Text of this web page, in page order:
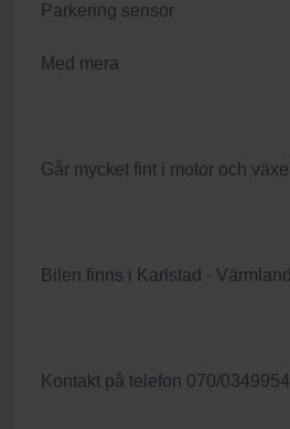
Parkering sensor
Med mera
Går mycket fint i motor och
Bilen finns i Karlstad - Värmland
Kontakt på telefon 070/